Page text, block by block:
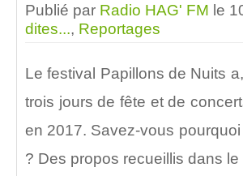
Publié par Radio HAG' FM le
dites..., Reportages
Le festival Papillons de Nuits
trois jours de fête et de
en 2017. Savez-vous
? Des propos recueillis dans